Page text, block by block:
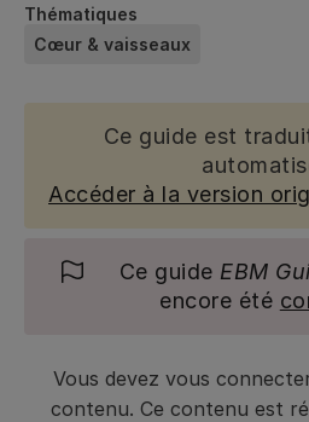
Thématiques
Cœur & vaisseaux
Ce guide est
Accéder à la version
Ce guide EBM
encore été
Vous devez vous
contenu. Ce contenu est